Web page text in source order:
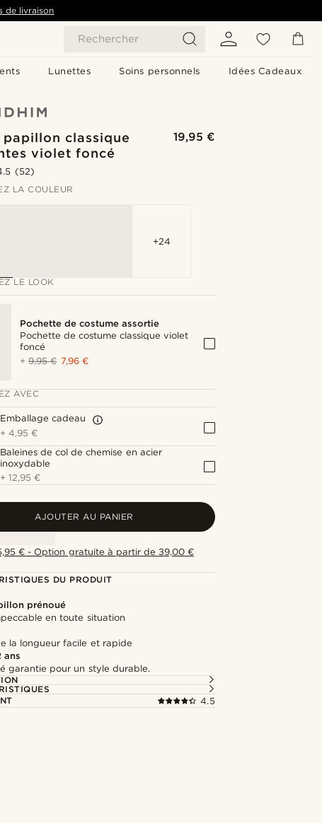
Rechercher
Lunettes Soins personnels Idées Cadeaux
de livraison
papillon classique
violet foncé
19,95 €
(52)
LA COULEUR
+24
LE LOOK
Pochette de costume assortie
Pochette de costume classique violet
foncé
+9,95 € 7,96 €
AVEC
Emballage cadeau
+4,95 €
Baleines de col de chemise en acier
inoxydable
+12,95 €
AJOUTER AU PANIER
€ - Option gratuite à partir de 39,00 €
DU PRODUIT
prénoué
en toute situation
la longueur facile et rapide
ans
garantie pour un style durable.
4.5